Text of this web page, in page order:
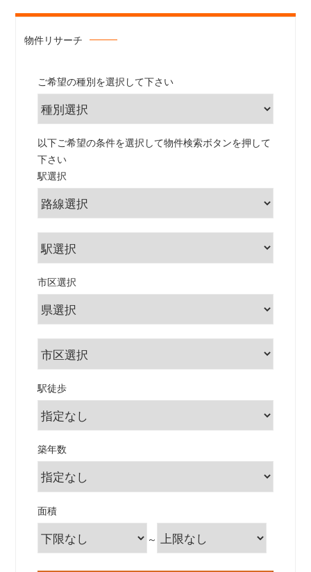
物件リサーチ
ご希望の種別を選択して下さい
以下ご希望の条件を選択して物件検索ボタンを押して
下さい
駅選択
市区選択
駅徒歩
築年数
面積
～